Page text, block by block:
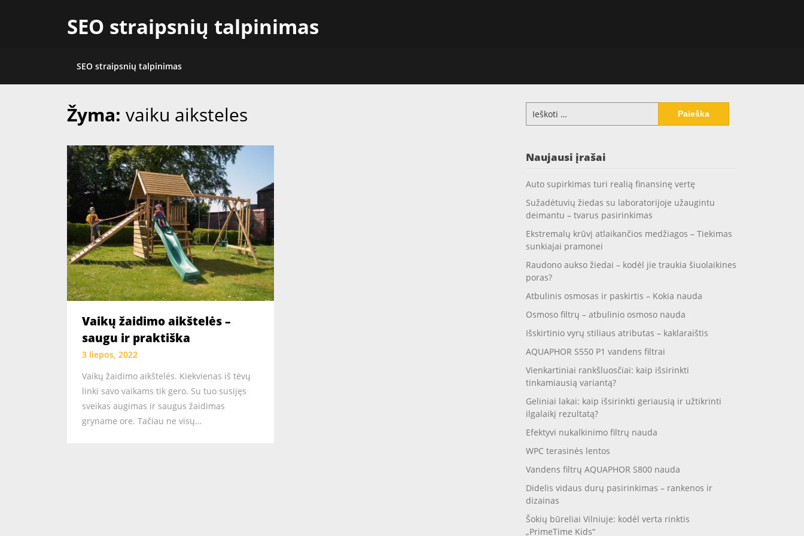
SEO straipsnių talpinimas
SEO straipsnių talpinimas
Žyma: vaiku aiksteles
Vaikų žaidimo aikštelės –
saugu ir praktiška
3 liepos, 2022
Vaikų žaidimo aikštelės. Kiekvienas iš tėvų
linki savo vaikams tik gero. Su tuo susijęs
sveikas augimas ir saugus žaidimas
gryname ore. Tačiau ne visų…
Ieškoti:
Naujausi įrašai
Auto supirkimas turi realią finansinę vertę
Sužadėtuvių žiedas su laboratorijoje užaugintu
deimantu – tvarus pasirinkimas
Ekstremalų krūvį atlaikančios medžiagos – Tiekimas
sunkiajai pramonei
Raudono aukso žiedai – kodėl jie traukia šiuolaikines
poras?
Atbulinis osmosas ir paskirtis – Kokia nauda
Osmoso filtrų – atbulinio osmoso nauda
Išskirtinio vyrų stiliaus atributas – kaklaraištis
AQUAPHOR S550 P1 vandens filtrai
Vienkartiniai rankšluosčiai: kaip išsirinkti
tinkamiausią variantą?
Geliniai lakai: kaip išsirinkti geriausią ir užtikrinti
ilgalaikį rezultatą?
Efektyvi nukalkinimo filtrų nauda
WPC terasinės lentos
Vandens filtrų AQUAPHOR S800 nauda
Didelis vidaus durų pasirinkimas – rankenos ir
dizainas
Šokių būreliai Vilniuje: kodėl verta rinktis
„PrimeTime Kids“